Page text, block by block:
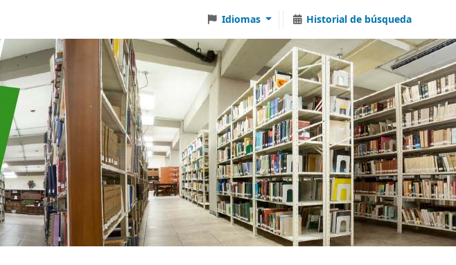
Idiomas Historial de búsqueda